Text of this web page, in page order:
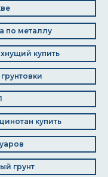
по металлу
купить
купить
грунт